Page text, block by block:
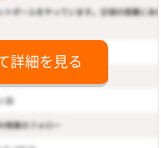
詳細を見る